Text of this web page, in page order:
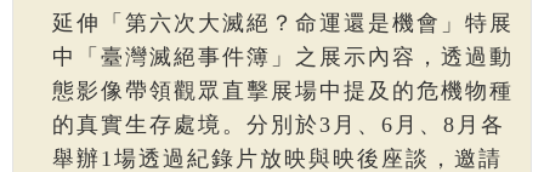
延伸「第六次大滅絕？命運還是機會」特展
中「臺灣滅絕事件簿」之展示內容，透過動
態影像帶領觀眾直擊展場中提及的危機物種
的真實生存處境。分別於3月、6月、8月各
舉辦1場透過紀錄片放映與映後座談，邀請